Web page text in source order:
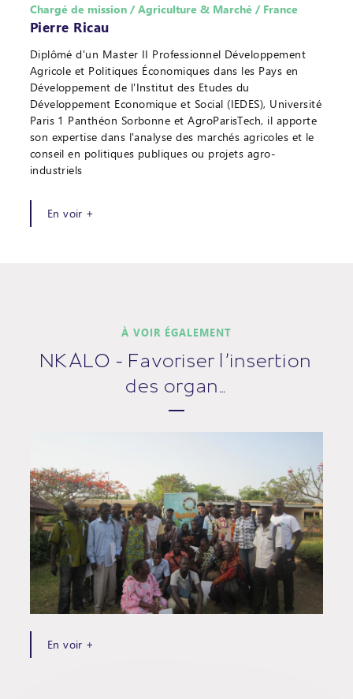
Chargé de mission / Agriculture & Marché / France
Pierre Ricau
Diplômé d'un Master II Professionnel Développement
Agricole et Politiques Économiques dans les Pays en
Développement de l'Institut des Etudes du
Développement Economique et Social (IEDES), Université
Paris 1 Panthéon Sorbonne et AgroParisTech, il apporte
son expertise dans l'analyse des marchés agricoles et le
conseil en politiques publiques ou projets agro-
industriels
En voir +
À VOIR ÉGALEMENT
NKALO - Favoriser l'insertion
des organ…
En voir +